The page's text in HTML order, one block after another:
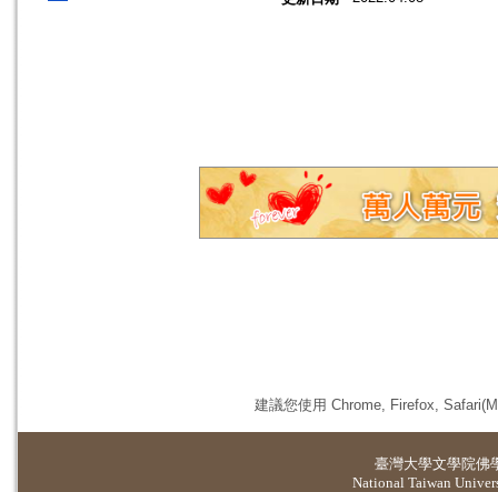
建議您使用 Chrome, Firefox,
臺灣大學文學院佛
National Taiwan